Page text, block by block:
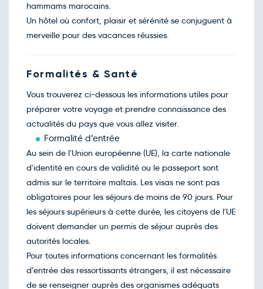
08
631€ /pers
Retour le Sam. 13 mars 27
Mer.
600€ /pers
11
386€/pers
Retour le Lun. 15 mars 27
12
586€/pers
Retour le Mar. 16 mars 27
13
614€/pers
Retour le Mer. 17 mars 27
14
390€/pers
Retour le Jeu. 18 mars 27
15
671€/pers
Retour le Ven. 19 mars 27
16
597€/pers
17
655€/pers
Retour le Dim. 21 mars 27
hammams marocains.
Un hôtel où confort, plaisir et sérénité se conjuguent à
merveille pour des vacances réussies.
Formalités & Santé
Vous trouverez ci-dessous les informations utiles pour
préparer votre voyage et prendre connaissance des
actualités du pays que vous allez visiter.
Formalité d’entrée
Au sein de l'Union européenne (UE), la carte nationale
d'identité en cours de validité ou le passeport sont
admis sur le territoire maltais. Les visas ne sont pas
obligatoires pour les séjours de moins de 90 jours. Pour
les séjours supérieurs à cette durée, les citoyens de l'UE
doivent demander un permis de séjour auprès des
autorités locales.
Pour toutes informations concernant les formalités
d’entrée des ressortissants étrangers, il est nécessaire
de se renseigner auprès des organismes adéquats